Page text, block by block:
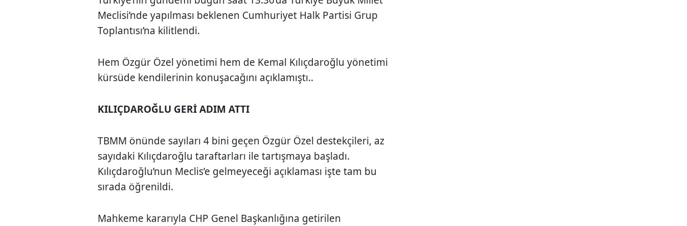
Meclisi’nde yapılması beklenen Cumhuriyet Halk Partisi Grup
Toplantısı’na kilitlendi.
Hem Özgür Özel yönetimi hem de Kemal Kılıçdaroğlu yönetimi
kürsüde kendilerinin konuşacağını açıklamıştı..
KILIÇDAROĞLU GERİ ADIM ATTI
TBMM önünde sayıları 4 bini geçen Özgür Özel destekçileri, az
sayıdaki Kılıçdaroğlu taraftarları ile tartışmaya başladı.
Kılıçdaroğlu’nun Meclis’e gelmeyeceği açıklaması işte tam bu
sırada öğrenildi.
Mahkeme kararıyla CHP Genel Başkanlığına getirilen